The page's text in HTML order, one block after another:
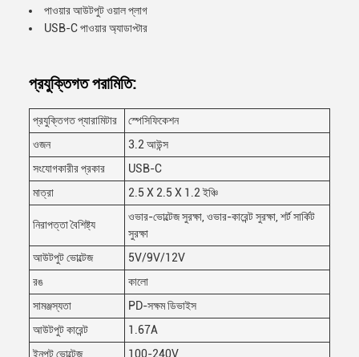
পাওয়ার আউটপুট ওয়াল প্লাগ
USB-C পাওয়ার অ্যাডাপ্টার
প্রযুক্তিগত পরামিতি:
প্রযুক্তিগত প্যারামিটার
স্পেসিফিকেশন
ওজন
3.2 আউন্স
সংযোগকারীর প্রকার
USB-C
মাত্রা
2.5 X 2.5 X 1.2 ইঞ্চি
নিরাপত্তা বৈশিষ্ট্য
ওভার-ভোল্টেজ সুরক্ষা, ওভার-কারেন্ট সুরক্ষা, শর্ট সার্কিট
সুরক্ষা
আউটপুট ভোল্টেজ
5V/9V/12V
রঙ
কালো
সামঞ্জস্যতা
PD-সক্ষম ডিভাইস
আউটপুট কারেন্ট
1.67A
ইনপুট ভোল্টেজ
100-240V